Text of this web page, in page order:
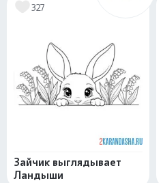
327
Зайчик выглядывает
Ландыши